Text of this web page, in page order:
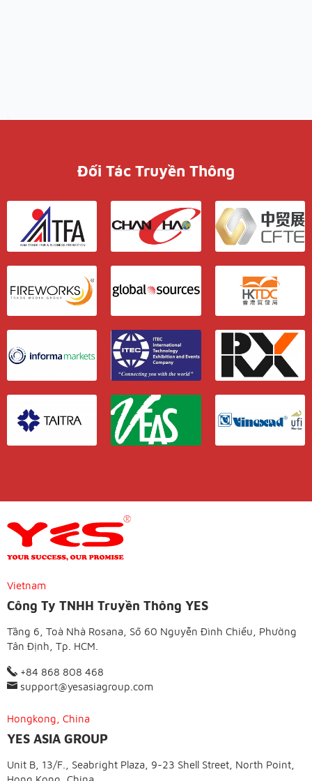
Đối Tác Truyền Thông
Vietnam
Công Ty TNHH Truyền Thông YES
Tầng 6, Toà Nhà Rosana, Số 60 Nguyễn Đình Chiểu, Phường
Tân Định, Tp. HCM.
+84 868 808 468
support@yesasiagroup.com
Hongkong, China
YES ASIA GROUP
Unit B, 13/F., Seabright Plaza, 9-23 Shell Street, North Point,